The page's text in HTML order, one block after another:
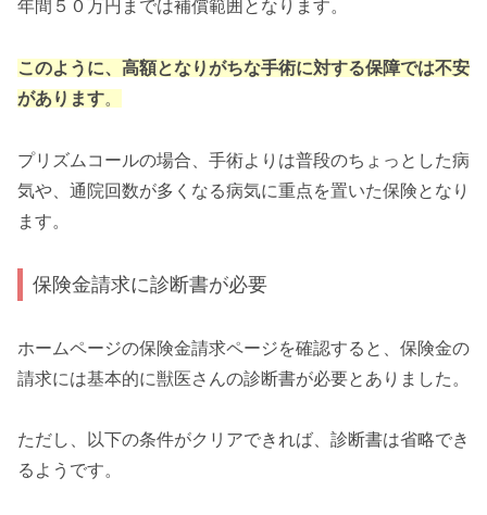
年間５０万円までは補償範囲となります。
このように、高額となりがちな手術に対する保障では不安
があります。
プリズムコールの場合、手術よりは普段のちょっとした病
気や、通院回数が多くなる病気に重点を置いた保険となり
ます。
保険金請求に診断書が必要
ホームページの保険金請求ページを確認すると、保険金の
請求には基本的に獣医さんの診断書が必要とありました。
ただし、以下の条件がクリアできれば、診断書は省略でき
るようです。